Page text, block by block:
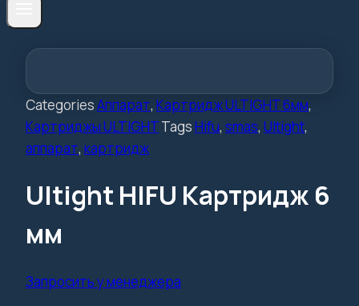
CategoriesАппарат, Картридж ULTIGHT 6мм,
Картриджы ULTIGHTTagsHifu, smas, Ultight,
аппарат, картридж
Ultight HIFU Картридж 6
мм
Запросить у менеджера